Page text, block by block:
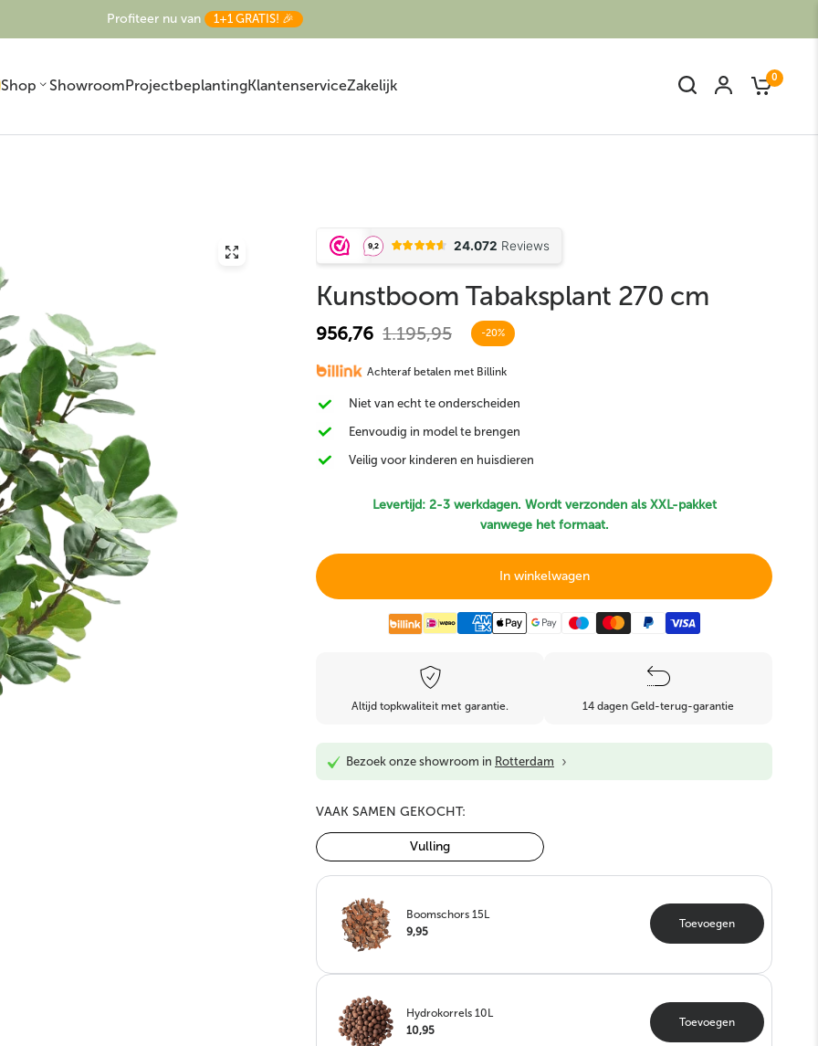
Profiteer nu van 1+1 GRATIS! 🎉
Shop
Kunst Ficus Kunstpalm Kunst Bamboe
Bloeiende
Kunstplanten
Kunst klimop
ShowroomProjectbeplantingKlantenserviceZakelijk 0
Kunstboom Tabaksplant 270 cm
956,76 1.195,95 -20%
Achteraf betalen met Billink
Niet van echt te onderscheiden
Eenvoudig in model te brengen
Veilig voor kinderen en huisdieren
Levertijd: 2-3 werkdagen. Wordt verzonden als XXL-pakket
vanwege het formaat.
In winkelwagen
Altijd topkwaliteit met garantie. 14 dagen Geld-terug-garantie
Bezoek onze showroom in Rotterdam ›
VAAK SAMEN GEKOCHT:
Vulling
Boomschors 15L
9,95
Toevoegen
Hydrokorrels 10L
10,95
Toevoegen